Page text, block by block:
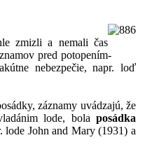
-
zmizli a nemali čas
pred potopením
nebezpečie, napr. loď
záznamy uvádzajú, že
lode, bola posádka
lode John and Mary (1931) a